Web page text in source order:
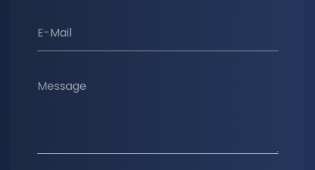
E-Mail
Message